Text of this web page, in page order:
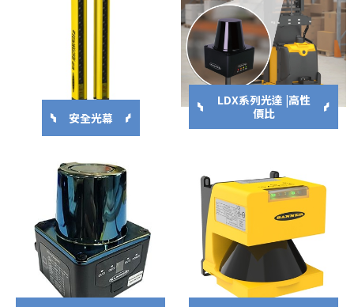
安全光幕
LDX系列光達 |高性
價比